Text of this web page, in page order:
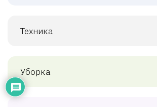
Техника
Уборка